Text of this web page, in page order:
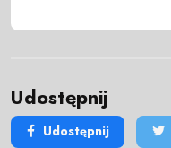
Udostępnij
Udostępnij